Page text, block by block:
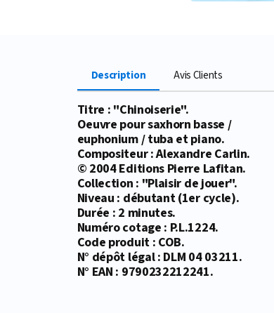
Description Avis Clients
Titre : "Chinoiserie".
Oeuvre pour saxhorn basse /
euphonium / tuba et piano.
Compositeur : Alexandre Carlin.
© 2004 Editions Pierre Lafitan.
Collection : "Plaisir de jouer".
Niveau : débutant (1er cycle).
Durée : 2 minutes.
Numéro cotage : P.L.1224.
Code produit : COB.
N° dépôt légal : DLM 04 03211.
N° EAN : 9790232212241.